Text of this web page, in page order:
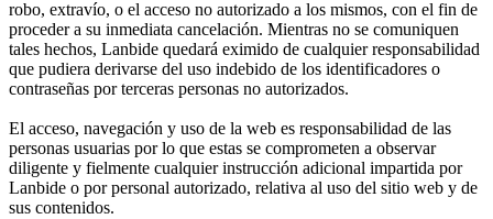
robo, extravío, o el acceso no autorizado a los mismos, con el fin de
proceder a su inmediata cancelación. Mientras no se comuniquen
tales hechos, Lanbide quedará eximido de cualquier responsabilidad
que pudiera derivarse del uso indebido de los identificadores o
contraseñas por terceras personas no autorizados.
El acceso, navegación y uso de la web es responsabilidad de las
personas usuarias por lo que estas se comprometen a observar
diligente y fielmente cualquier instrucción adicional impartida por
Lanbide o por personal autorizado, relativa al uso del sitio web y de
sus contenidos.